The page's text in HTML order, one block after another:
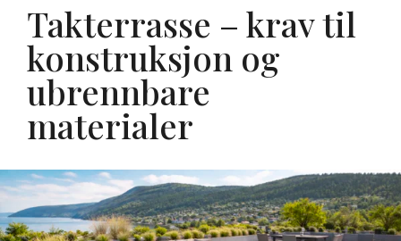
Takterrasse – krav til
konstruksjon og
ubrennbare
materialer